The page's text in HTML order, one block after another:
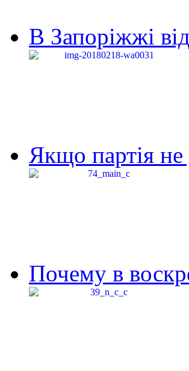
В Запоріжжі
Якщо партія
Почему в